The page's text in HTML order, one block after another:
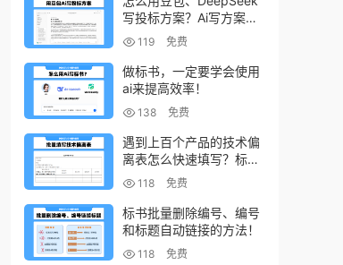
写投标方案？Ai写方案的
小技巧
119 免费
做标书，一定要学会使用
ai来提高效率！
138 免费
遇到上百个产品的技术偏
离表怎么快速填写？标书
制作技巧！
118 免费
标书批量删除编号、编号
和标题自动链接的方法！
118 免费